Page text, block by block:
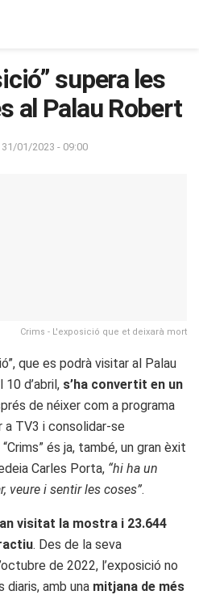
supera les
al Palau Robert
31/01/2023 - 09:00
Crims - L'exposició que et deixarà mort
que es podrà visitar al Palau
d’abril, s’ha convertit en un
de néixer com a programa
a TV3 i consolidar-se
és ja, també, un gran èxit
Carles Porta, “hi ha un
veure i sentir les coses”.
visitat la mostra i 23.644
. Des de la seva
de 2022, l’exposició no
amb una mitjana de més